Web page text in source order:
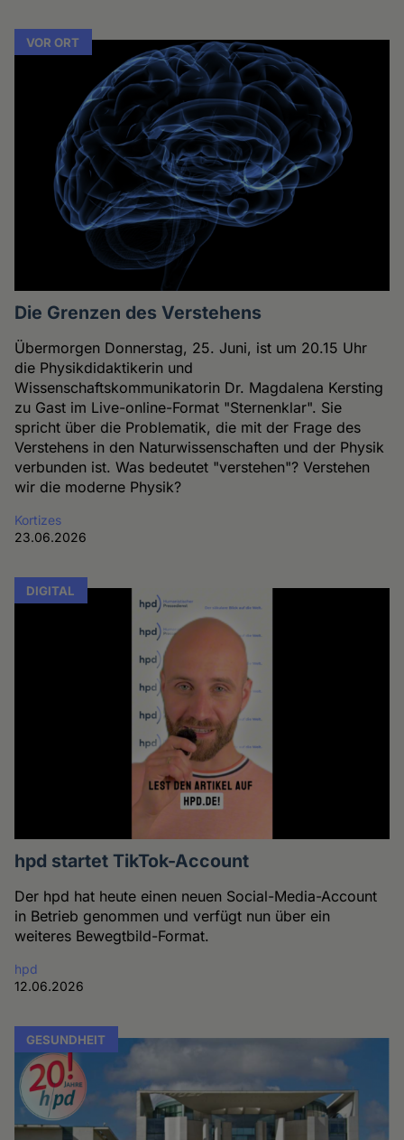
VOR ORT
Die Grenzen des Verstehens
Übermorgen Donnerstag, 25. Juni, ist um 20.15 Uhr
die Physikdidaktikerin und
Wissenschaftskommunikatorin Dr. Magdalena Kersting
zu Gast im Live-online-Format "Sternenklar". Sie
spricht über die Problematik, die mit der Frage des
Verstehens in den Naturwissenschaften und der Physik
verbunden ist. Was bedeutet "verstehen"? Verstehen
wir die moderne Physik?
Kortizes
23.06.2026
DIGITAL
hpd startet TikTok-Account
Der hpd hat heute einen neuen Social-Media-Account
in Betrieb genommen und verfügt nun über ein
weiteres Bewegtbild-Format.
hpd
12.06.2026
GESUNDHEIT